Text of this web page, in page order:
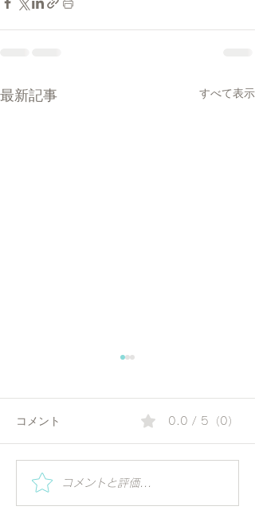
最新記事 すべて表示
Suryanamaskar -2 Sankalp
Purti Diwas- Live &
コメント 0.0 / 5（0）
コメントと評価...